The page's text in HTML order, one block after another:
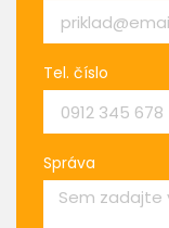
Tel. číslo
Správa